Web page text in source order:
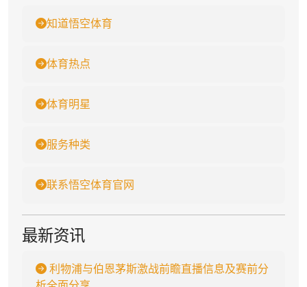
知道悟空体育
体育热点
体育明星
服务种类
联系悟空体育官网
最新资讯
利物浦与伯恩茅斯激战前瞻直播信息及赛前分